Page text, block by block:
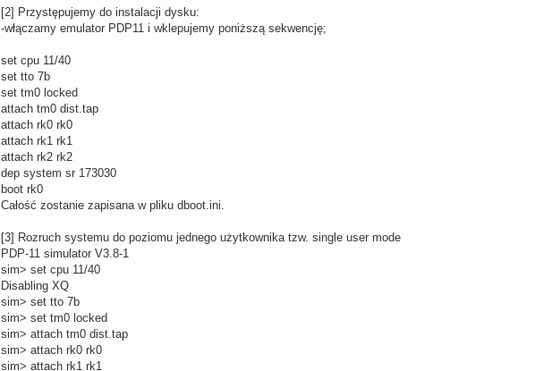
[2] Przystępujemy do instalacji dysku:
-włączamy emulator PDP11 i wklepujemy poniższą sekwencję;
set cpu 11/40
set tto 7b
set tm0 locked
attach tm0 dist.tap
attach rk0 rk0
attach rk1 rk1
attach rk2 rk2
dep system sr 173030
boot rk0
Całość zostanie zapisana w pliku dboot.ini.
[3] Rozruch systemu do poziomu jednego użytkownika tzw. single user mode
PDP-11 simulator V3.8-1
sim> set cpu 11/40
Disabling XQ
sim> set tto 7b
sim> set tm0 locked
sim> attach tm0 dist.tap
sim> attach rk0 rk0
sim> attach rk1 rk1